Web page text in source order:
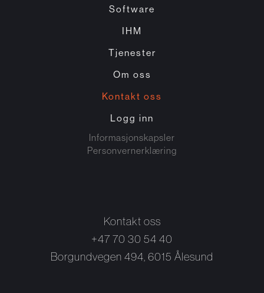
Kontakt oss
+47 70 30 54 40
Borgundvegen 494, 6015 Ålesund
Software
IHM
Tjenester
Om oss
Kontakt oss
Logg inn
Informasjonskapsler
Personvernerklæring